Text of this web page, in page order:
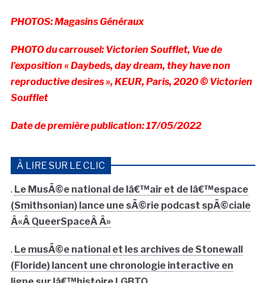
PHOTOS: Magasins Généraux
PHOTO du carrousel: Victorien Soufflet, Vue de
l’exposition « Daybeds, day dream, they have non
reproductive desires », KEUR, Paris, 2020 © Victorien
Soufflet
Date de première publication: 17/05/2022
À LIRE SUR LE CLIC
. Le MusÃ©e national de lâ€™air et de lâ€™espace
(Smithsonian) lance une sÃ©rie podcast spÃ©ciale
Â«Â QueerSpaceÂ Â»
. Le musÃ©e national et les archives de Stonewall
(Floride) lancent une chronologie interactive en